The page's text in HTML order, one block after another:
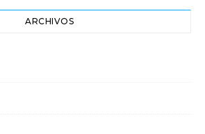
ARCHIVOS